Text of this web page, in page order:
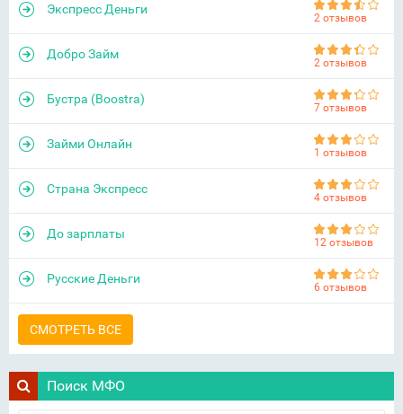
Экспресс Деньги
2 отзывов
Добро Займ
2 отзывов
Бустра (Boostra)
7 отзывов
Займи Онлайн
1 отзывов
Страна Экспресс
4 отзывов
До зарплаты
12 отзывов
Русские Деньги
6 отзывов
СМОТРЕТЬ ВСЕ
Поиск МФО